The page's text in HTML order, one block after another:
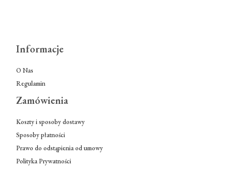
Informacje
O Nas
Regulamin
Zamówienia
Koszty i sposoby dostawy
Sposoby płatności
Prawo do odstąpienia od umowy
Polityka Prywatności